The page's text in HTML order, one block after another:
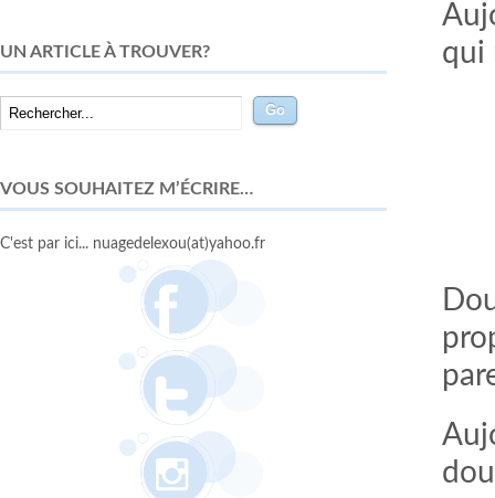
qui
UN ARTICLE À TROUVER?
VOUS SOUHAITEZ M’ÉCRIRE…
C'est par ici... nuagedelexou(at)yahoo.fr